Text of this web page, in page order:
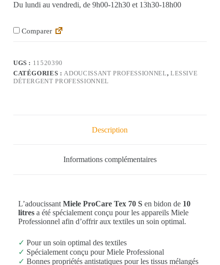
Du lundi au vendredi, de 9h00-12h30 et 13h30-18h00
Comparer
UGS : 11520390
CATÉGORIES : ADOUCISSANT PROFESSIONNEL, LESSIVE
DÉTERGENT PROFESSIONNEL
Description
Informations complémentaires
L’adoucissant Miele ProCare Tex 70 Sen bidon de 10
litresa été spécialement conçu pour les appareils Miele
Professionnel afin d’offrir aux textiles un soin optimal.
✓ Pour un soin optimal des textiles
✓ Spécialement conçu pour Miele Professional
✓ Bonnes propriétés antistatiques pour les tissus mélangés